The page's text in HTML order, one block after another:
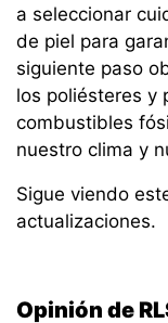
a seleccionar
de piel para
siguiente paso
los poliésteres y
combustibles
nuestro clima y
Sigue viendo
actualizaciones.
Opinión de